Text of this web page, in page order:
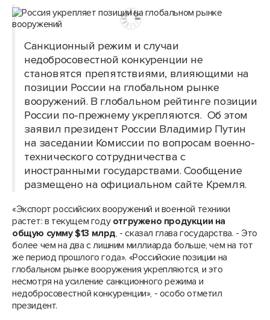
Санкционный режим и случаи
недобросовестной конкуренции не
становятся препятствиями, влияющими на
позиции России на глобальном рынке
вооружений. В глобальном рейтинге позиции
России по-прежнему укрепляются. Об этом
заявил президент России Владимир Путин
на заседании Комиссии по вопросам военно-
технического сотрудничества с
иностранными государствами. Сообщение
размещено на официальном сайте Кремля.
«Экспорт российских вооружений и военной техники
растет: в текущем году отгружено продукции на
общую сумму $13 млрд, - сказал глава государства. - Это
более чем на два с лишним миллиарда больше, чем на тот
же период прошлого года». «Российские позиции на
глобальном рынке вооружения укрепляются, и это
несмотря на усиление санкционного режима и
недобросовестной конкуренции», - особо отметил
президент.